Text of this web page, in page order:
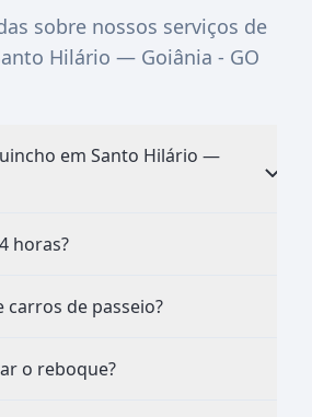
sobre nossos serviços de
Hilário — Goiânia - GO
em Santo Hilário —
horas?
de passeio?
o reboque?